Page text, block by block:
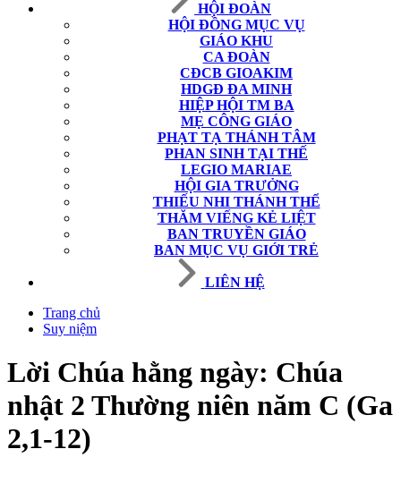
HỘI ĐOÀN
HỘI ĐỒNG MỤC VỤ
GIÁO KHU
CA ĐOÀN
CĐCB GIOAKIM
HDGĐ ĐA MINH
HIỆP HỘI TM BA
MẸ CÔNG GIÁO
PHẠT TẠ THÁNH TÂM
PHAN SINH TẠI THẾ
LEGIO MARIAE
HỘI GIA TRƯỞNG
THIẾU NHI THÁNH THỂ
THĂM VIẾNG KẺ LIỆT
BAN TRUYỀN GIÁO
BAN MỤC VỤ GIỚI TRẺ
LIÊN HỆ
Trang chủ
Suy niệm
Lời Chúa hằng ngày: Chúa
nhật 2 Thường niên năm C (Ga
2,1-12)